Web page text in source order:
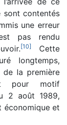
sont contentés
une erreur
pas rendu
[10]
Cette
longtemps,
de la première
pour motif
2 août 1989,
économique et